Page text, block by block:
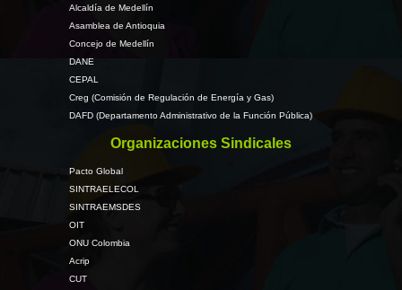
Alcaldía de Medellín
Asamblea de Antioquia
Concejo de Medellín
DANE
CEPAL
Creg (Comisión de Regulación de Energía y Gas)
DAFD (Departamento Administrativo de la Función Pública)
Organizaciones Sindicales
Pacto Global
SINTRAELECOL
SINTRAEMSDES
OIT
ONU Colombia
Acrip
CUT